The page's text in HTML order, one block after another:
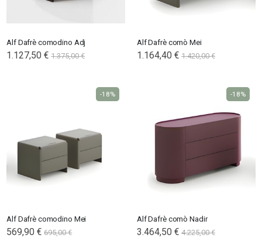
Alf Dafrè comodino Adj
1.127,50 € 1.375,00 €
Alf Dafrè comò Mei
1.164,40 € 1.420,00 €
Alf Dafrè comodino Mei
569,90 € 695,00 €
-18%
Alf Dafrè comò Nadir
3.464,50 € 4.225,00 €
-18%